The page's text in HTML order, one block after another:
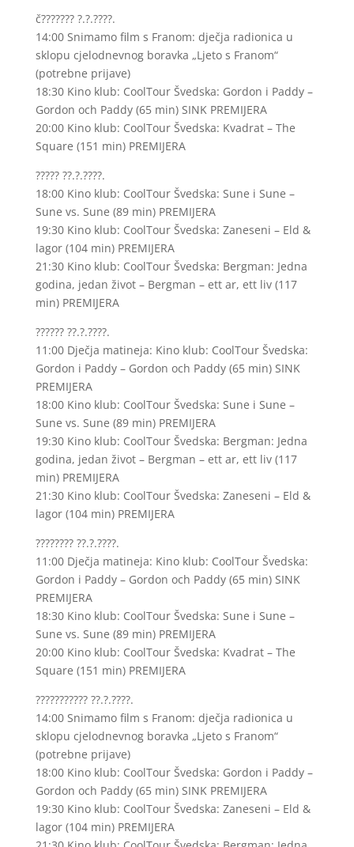
č??????? ?.?.????.
14:00 Snimamo film s Franom: dječja radionica u
sklopu cjelodnevnog boravka „Ljeto s Franom“
(potrebne prijave)
18:30 Kino klub: CoolTour Švedska: Gordon i Paddy –
Gordon och Paddy (65 min) SINK PREMIJERA
20:00 Kino klub: CoolTour Švedska: Kvadrat – The
Square (151 min) PREMIJERA
????? ??.?.????.
18:00 Kino klub: CoolTour Švedska: Sune i Sune –
Sune vs. Sune (89 min) PREMIJERA
19:30 Kino klub: CoolTour Švedska: Zaneseni – Eld &
lagor (104 min) PREMIJERA
21:30 Kino klub: CoolTour Švedska: Bergman: Jedna
godina, jedan život – Bergman – ett ar, ett liv (117
min) PREMIJERA
?????? ??.?.????.
11:00 Dječja matineja: Kino klub: CoolTour Švedska:
Gordon i Paddy – Gordon och Paddy (65 min) SINK
PREMIJERA
18:00 Kino klub: CoolTour Švedska: Sune i Sune –
Sune vs. Sune (89 min) PREMIJERA
19:30 Kino klub: CoolTour Švedska: Bergman: Jedna
godina, jedan život – Bergman – ett ar, ett liv (117
min) PREMIJERA
21:30 Kino klub: CoolTour Švedska: Zaneseni – Eld &
lagor (104 min) PREMIJERA
???????? ??.?.????.
11:00 Dječja matineja: Kino klub: CoolTour Švedska:
Gordon i Paddy – Gordon och Paddy (65 min) SINK
PREMIJERA
18:30 Kino klub: CoolTour Švedska: Sune i Sune –
Sune vs. Sune (89 min) PREMIJERA
20:00 Kino klub: CoolTour Švedska: Kvadrat – The
Square (151 min) PREMIJERA
??????????? ??.?.????.
14:00 Snimamo film s Franom: dječja radionica u
sklopu cjelodnevnog boravka „Ljeto s Franom“
(potrebne prijave)
18:00 Kino klub: CoolTour Švedska: Gordon i Paddy –
Gordon och Paddy (65 min) SINK PREMIJERA
19:30 Kino klub: CoolTour Švedska: Zaneseni – Eld &
lagor (104 min) PREMIJERA